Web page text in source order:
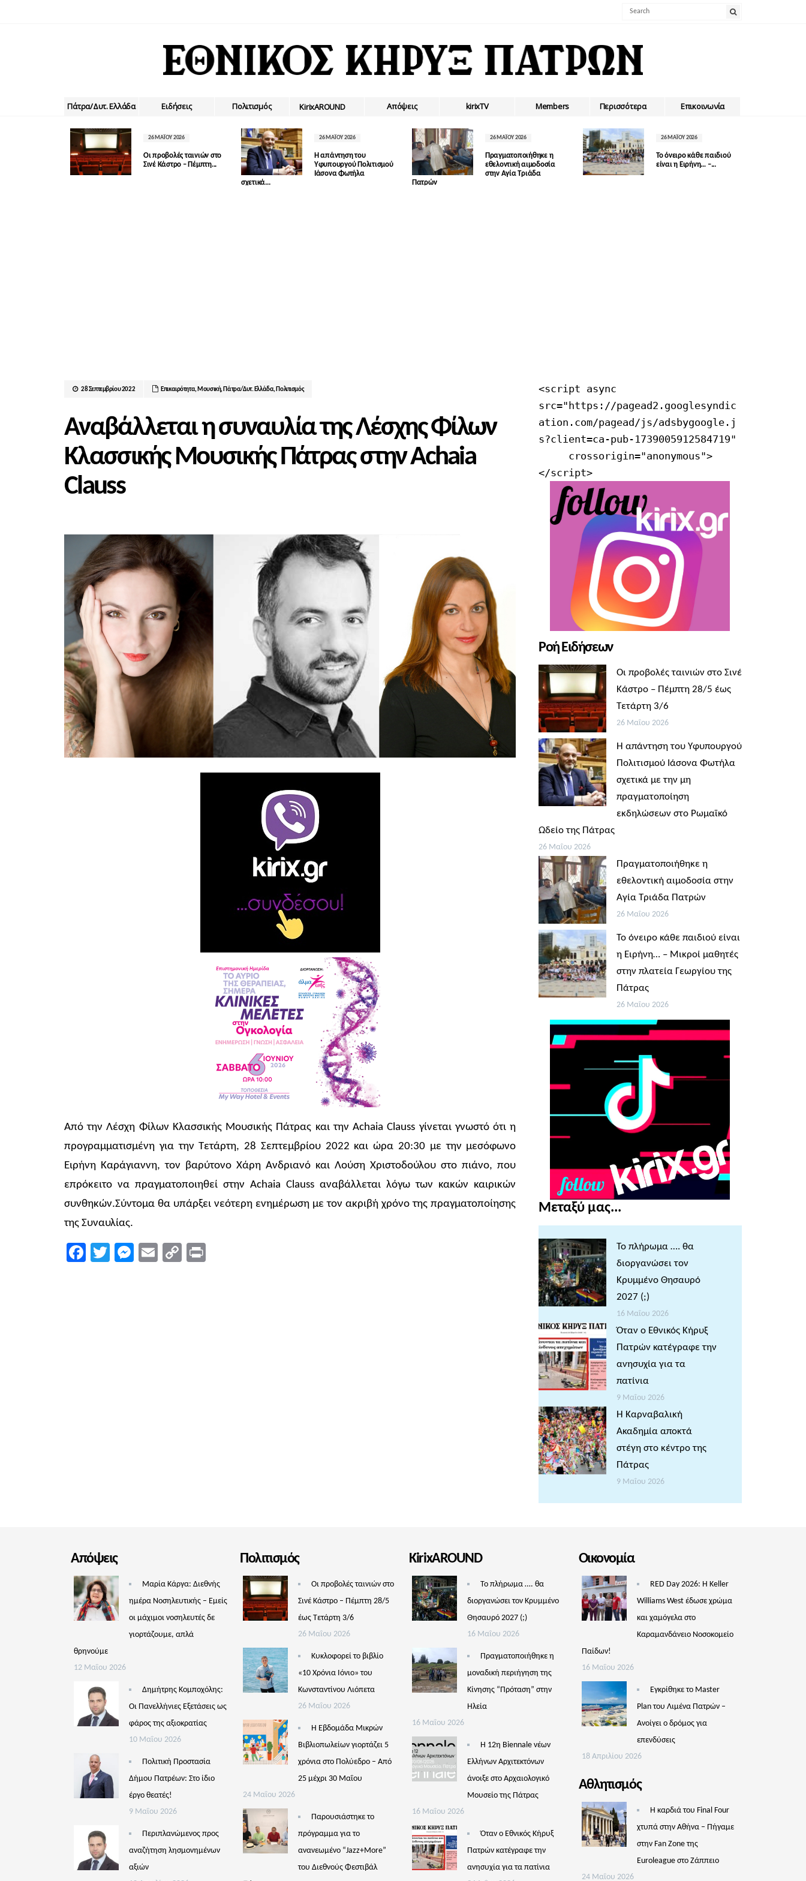
Πάτρα/Δυτ. Ελλάδα Ειδήσεις Πολιτισμός ΚirixAROUND Απόψεις kirixTV Members Περισσότερα Επικοινωνία
26 ΜΑΪ́ΟΥ 2026
Οι προβολές ταινιών στο
Σινέ Κάστρο – Πέμπτη...
26 ΜΑΪ́ΟΥ 2026
Η απάντηση του
Υφυπουργού Πολιτισμού
Ιάσονα Φωτήλα
σχετικά...
26 ΜΑΪ́ΟΥ 2026
Πραγματοποιήθηκε η
εθελοντική αιμοδοσία
στην Αγία Τριάδα
Πατρών
26 ΜΑΪ́ΟΥ 2026
Το όνειρο κάθε παιδιού
είναι η Ειρήνη… –...
28 Σεπτεμβρίου 2022 Επικαιρότητα,Μουσική,Πάτρα/Δυτ. Ελλάδα,Πολιτισμός
Αναβάλλεται η συναυλία της Λέσχης Φίλων
Κλασσικής Μουσικής Πάτρας στην Achaia
Clauss
Από την Λέσχη Φίλων Κλασσικής Μουσικής Πάτρας και την Achaia Clauss γίνεται γνωστό ότι η
προγραμματισμένη για την Τετάρτη, 28 Σεπτεμβρίου 2022 και ώρα 20:30 με την μεσόφωνο
Ειρήνη Καράγιαννη, τον βαρύτονο Χάρη Ανδριανό και Λούση Χριστοδούλου στο πιάνο, που
επρόκειτο να πραγματοποιηθεί στην Achaia Clauss αναβάλλεται λόγω των κακών καιρικών
συνθηκών.Σύντομα θα υπάρξει νεότερη ενημέρωση με τον ακριβή χρόνο της πραγματοποίησης
της Συναυλίας.
Facebook
TwitterMessenger
EmailCopy
<script async
src="https://pagead2.googlesyndic
ation.com/pagead/js/adsbygoogle.j
s?client=ca-pub-1739005912584719"
</script>
Ροή Ειδήσεων
Οι προβολές ταινιών στο Σινέ
Κάστρο – Πέμπτη 28/5 έως
Τετάρτη 3/6
26 Μαΐου 2026
Η απάντηση του Υφυπουργού
Πολιτισμού Ιάσονα Φωτήλα
σχετικά με την μη
πραγματοποίηση
εκδηλώσεων στο Ρωμαϊκό
Ωδείο της Πάτρας
26 Μαΐου 2026
Πραγματοποιήθηκε η
εθελοντική αιμοδοσία στην
Αγία Τριάδα Πατρών
26 Μαΐου 2026
Το όνειρο κάθε παιδιού είναι
η Ειρήνη… – Μικροί μαθητές
στην πλατεία Γεωργίου της
Πάτρας
26 Μαΐου 2026
Μεταξύ μας...
Το πλήρωμα …. θα
διοργανώσει τον
Κρυμμένο Θησαυρό
2027 (;)
16 Μαΐου 2026
Όταν ο Εθνικός Κήρυξ
Πατρών κατέγραφε την
ανησυχία για τα
πατίνια
9 Μαΐου 2026
Η Καρναβαλική
Ακαδημία αποκτά
στέγη στο κέντρο της
Πάτρας
9 Μαΐου 2026
Απόψεις
Μαρία Κάργα: Διεθνής
ημέρα Νοσηλευτικής – Εμείς
οι μάχιμοι νοσηλευτές δε
γιορτάζουμε, απλά
θρηνούμε
12 Μαΐου 2026
Δημήτρης Κομποχόλης:
Οι Πανελλήνιες Εξετάσεις ως
φάρος της αξιοκρατίας
10 Μαΐου 2026
Πολιτική Προστασία
Δήμου Πατρέων: Στο ίδιο
έργο θεατές!
9 Μαΐου 2026
Περιπλανώμενος προς
αναζήτηση λησμονημένων
αξιών
Πολιτισμός
Οι προβολές ταινιών στο
Σινέ Κάστρο – Πέμπτη 28/5
έως Τετάρτη 3/6
26 Μαΐου 2026
Κυκλοφορεί το βιβλίο
«10 Χρόνια Ιόνιο» του
Κωνσταντίνου Λιόπετα
26 Μαΐου 2026
Η Εβδομάδα Μικρών
Βιβλιοπωλείων γιορτάζει 5
χρόνια στο Πολύεδρο – Από
25 μέχρι 30 Μαΐου
24 Μαΐου 2026
Παρουσιάστηκε το
πρόγραμμα για το
ανανεωμένο “Jazz+More”
του Διεθνούς Φεστιβάλ
KirixAROUND
Το πλήρωμα …. θα
διοργανώσει τον Κρυμμένο
Θησαυρό 2027 (;)
16 Μαΐου 2026
Πραγματοποιήθηκε η
μοναδική περιήγηση της
Κίνησης “Πρόταση” στην
Ηλεία
16 Μαΐου 2026
Η 12η Biennale νέων
Ελλήνων Αρχιτεκτόνων
άνοιξε στο Αρχαιολογικό
Μουσείο της Πάτρας
16 Μαΐου 2026
Όταν ο Εθνικός Κήρυξ
Πατρών κατέγραφε την
ανησυχία για τα πατίνια
Οικονομία
RED Day 2026: Η Keller
Williams West έδωσε χρώμα
και χαμόγελα στο
Καραμανδάνειο Νοσοκομείο
Παίδων!
16 Μαΐου 2026
Εγκρίθηκε το Master
Plan του Λιμένα Πατρών –
Aνοίγει ο δρόμος για
επενδύσεις
18 Απριλίου 2026
Αθλητισμός
Η καρδιά του Final Four
χτυπά στην Αθήνα – Πήγαμε
στην Fan Zone της
Euroleague στο Ζάππειο
24 Μαΐου 2026